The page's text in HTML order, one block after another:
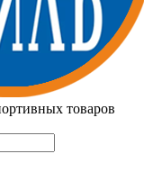
товаров